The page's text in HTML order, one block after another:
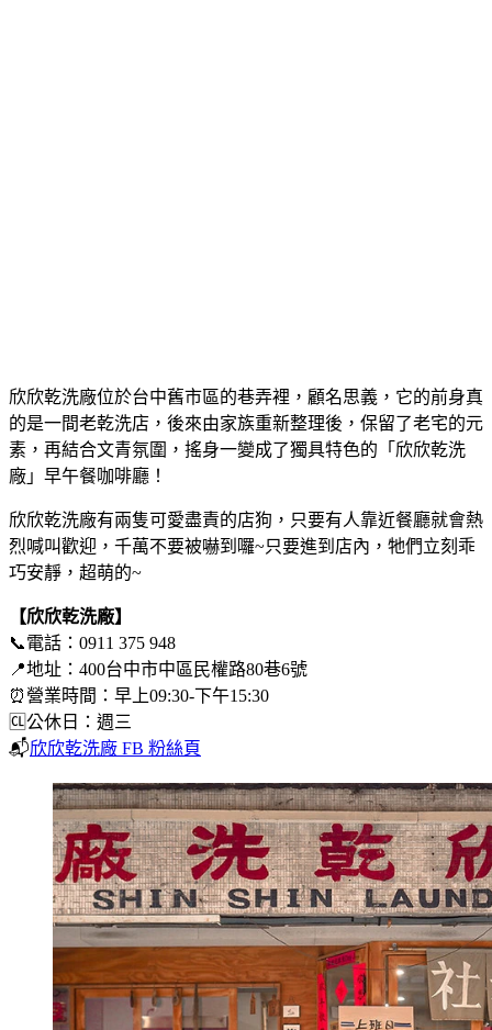
欣欣乾洗廠位於台中舊市區的巷弄裡，顧名思義，它的前身真
的是一間老乾洗店，後來由家族重新整理後，保留了老宅的元
素，再結合文青氛圍，搖身一變成了獨具特色的「欣欣乾洗
廠」早午餐咖啡廳！
欣欣乾洗廠有兩隻可愛盡責的店狗，只要有人靠近餐廳就會熱
烈喊叫歡迎，千萬不要被嚇到囉~只要進到店內，牠們立刻乖
巧安靜，超萌的~
【欣欣乾洗廠】
📞電話：0911 375 948
📍地址：400台中市中區民權路80巷6號
⏰營業時間：早上09:30-下午15:30
🆑公休日：週三
📬欣欣乾洗廠 FB 粉絲頁